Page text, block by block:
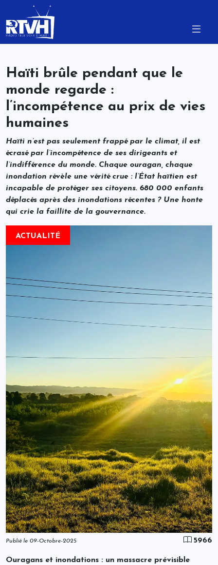
Haïti brûle pendant que le
monde regarde :
l’incompétence au prix de vies
humaines
Haïti n’est pas seulement frappé par le climat, il est
écrasé par l’incompétence de ses dirigeants et
l’indifférence du monde. Chaque ouragan, chaque
inondation révèle une vérité crue : l’État haïtien est
incapable de protéger ses citoyens. 680 000 enfants
déplacés après des inondations récentes ? Une honte
qui crie la faillite de la gouvernance.
ACTUALITÉ
Publié le 09-Octobre-2025 5966
Ouragans et inondations : un massacre prévisible